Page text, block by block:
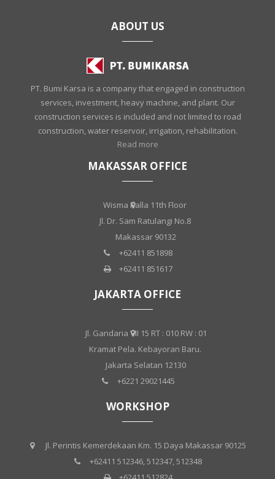
ABOUT US
PT. Bumi Karsa is a company that engaged in construction
services, investment, heavy machine, and plant. Our
construction services is included and not limited to road
construction, water reservoir, irrigation, rehabilitation.
Read more
MAKASSAR OFFICE
Wisma Kalla 11th Floor
Jl. Dr. Sam Ratulangi No.8
Makassar 90132
+62411 851898
+62411 851617
JAKARTA OFFICE
Jl. Gandaria VII 15 RT : 010 RW : 01
Kramat Pela. Kebayoran Baru.
Jakarta Selatan 12130
+6221 29021445
WORKSHOP
Jl. Perintis Kemerdekaan Km. 15 Daya Makassar 90125
+62411 512346, 512347, 512348